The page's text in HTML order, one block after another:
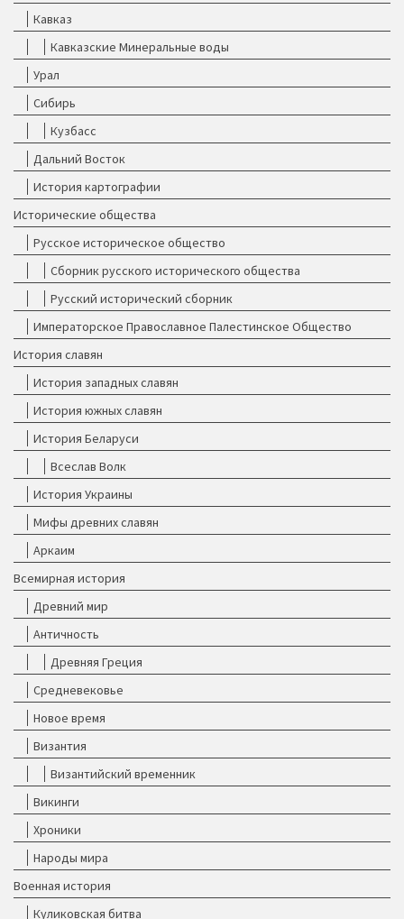
Кавказ
Кавказские Минеральные воды
Урал
Сибирь
Кузбасс
Дальний Восток
История картографии
Исторические общества
Русское историческое общество
Сборник русского исторического общества
Русский исторический сборник
Императорское Православное Палестинское Общество
История славян
История западных славян
История южных славян
История Беларуси
Всеслав Волк
История Украины
Мифы древних славян
Аркаим
Всемирная история
Древний мир
Античность
Древняя Греция
Средневековье
Новое время
Византия
Византийский временник
Викинги
Хроники
Народы мира
Военная история
Куликовская битва